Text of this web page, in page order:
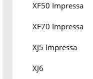
XF50 Impressa
XF70 Impressa
XJ5 Impressa
XJ6